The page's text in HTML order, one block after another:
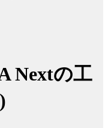
Nextの工